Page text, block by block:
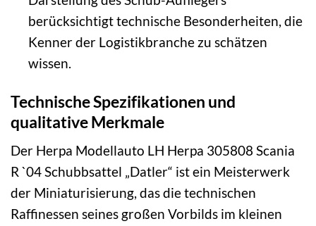
berücksichtigt technische Besonderheiten, die
Kenner der Logistikbranche zu schätzen
wissen.
Technische Spezifikationen und
qualitative Merkmale
Der Herpa Modellauto LH Herpa 305808 Scania
R `04 Schubbsattel „Datler“ ist ein Meisterwerk
der Miniaturisierung, das die technischen
Raffinessen seines großen Vorbilds im kleinen